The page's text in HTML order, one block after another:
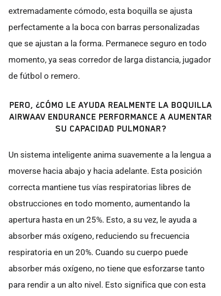
extremadamente cómodo, esta boquilla se ajusta
perfectamente a la boca con barras personalizadas
que se ajustan a la forma. Permanece seguro en todo
momento, ya seas corredor de larga distancia, jugador
de fútbol o remero.
PERO, ¿CÓMO LE AYUDA REALMENTE LA BOQUILLA
AIRWAAV ENDURANCE PERFORMANCE A AUMENTAR
SU CAPACIDAD PULMONAR?
Un sistema inteligente anima suavemente a la lengua a
moverse hacia abajo y hacia adelante. Esta posición
correcta mantiene tus vías respiratorias libres de
obstrucciones en todo momento, aumentando la
apertura hasta en un 25%. Esto, a su vez, le ayuda a
absorber más oxígeno, reduciendo su frecuencia
respiratoria en un 20%. Cuando su cuerpo puede
absorber más oxígeno, no tiene que esforzarse tanto
para rendir a un alto nivel. Esto significa que con esta